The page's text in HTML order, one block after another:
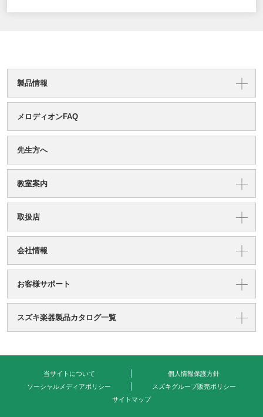
製品情報
メロディオンFAQ
先生方へ
教室案内
取扱店
会社情報
お客様サポート
スズキ楽器製品カタログ一覧
当サイトについて
個人情報保護方針
ソーシャルメディアポリシー
スズキグループ販売ポリシー
サイトマップ